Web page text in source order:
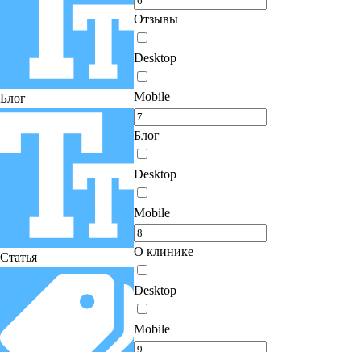
Блог
Статья
Отзывы
Desktop
Mobile
Блог
Desktop
Mobile
О клинике
Desktop
Mobile